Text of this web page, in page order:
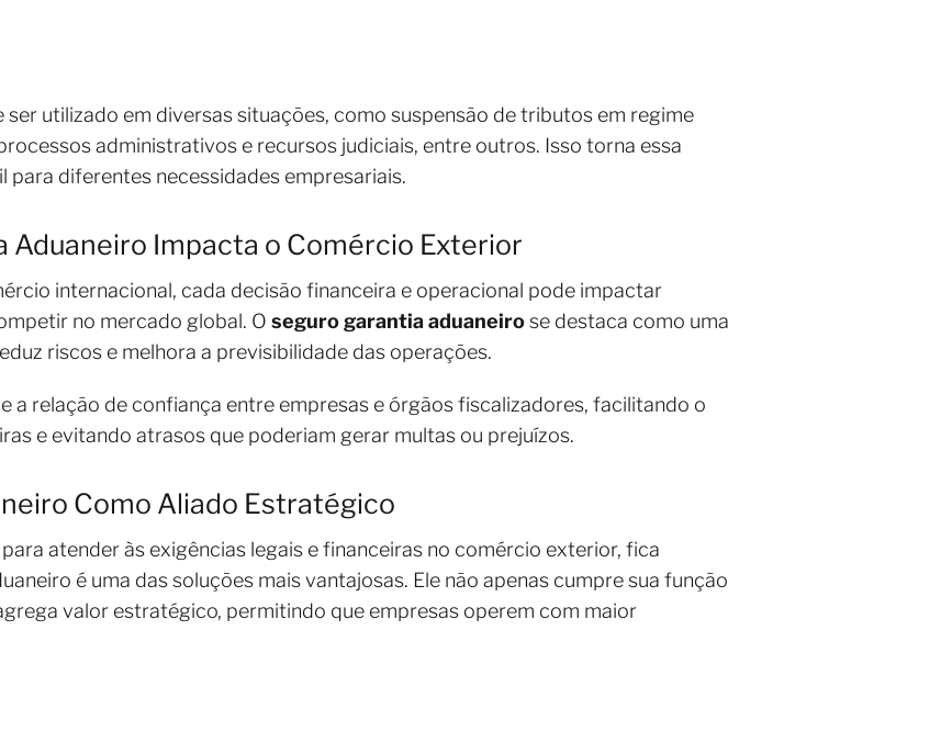
utilizado em diversas situações, como suspensão de tributos em regime
administrativos e recursos judiciais, entre outros. Isso torna essa
diferentes necessidades empresariais.
Aduaneiro Impacta o Comércio Exterior
internacional, cada decisão financeira e operacional pode impactar
no mercado global. O seguro garantia aduaneirose destaca como uma
riscos e melhora a previsibilidade das operações.
a relação de confiança entre empresas e órgãos fiscalizadores, facilitando o
e evitando atrasos que poderiam gerar multas ou prejuízos.
Como Aliado Estratégico
atender às exigências legais e financeiras no comércio exterior, fica
é uma das soluções mais vantajosas. Ele não apenas cumpre sua função
valor estratégico, permitindo que empresas operem com maior